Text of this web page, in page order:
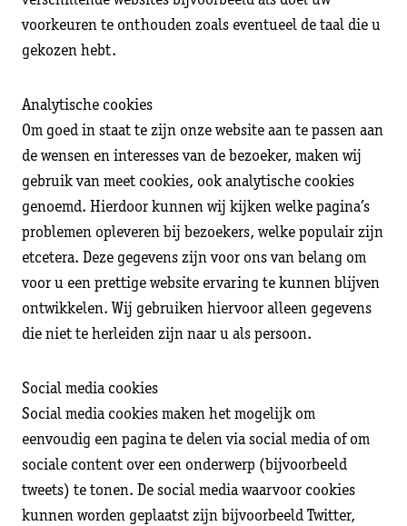
voorkeuren te onthouden zoals eventueel de taal die u
gekozen hebt.
Analytische cookies
Om goed in staat te zijn onze website aan te passen aan
de wensen en interesses van de bezoeker, maken wij
gebruik van meet cookies, ook analytische cookies
genoemd. Hierdoor kunnen wij kijken welke pagina’s
problemen opleveren bij bezoekers, welke populair zijn
etcetera. Deze gegevens zijn voor ons van belang om
voor u een prettige website ervaring te kunnen blijven
ontwikkelen. Wij gebruiken hiervoor alleen gegevens
die niet te herleiden zijn naar u als persoon.
Social media cookies
Social media cookies maken het mogelijk om
eenvoudig een pagina te delen via social media of om
sociale content over een onderwerp (bijvoorbeeld
tweets) te tonen. De social media waarvoor cookies
kunnen worden geplaatst zijn bijvoorbeeld Twitter,